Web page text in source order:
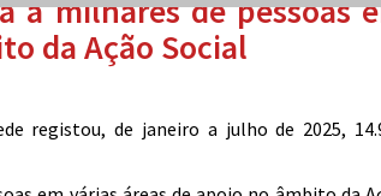
a milhares de pessoas
da Ação Social
registou, de janeiro a julho de 2025,